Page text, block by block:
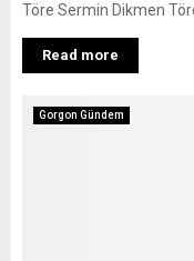
Töre Sermin Dikmen
Read more
Gorgon Gündem